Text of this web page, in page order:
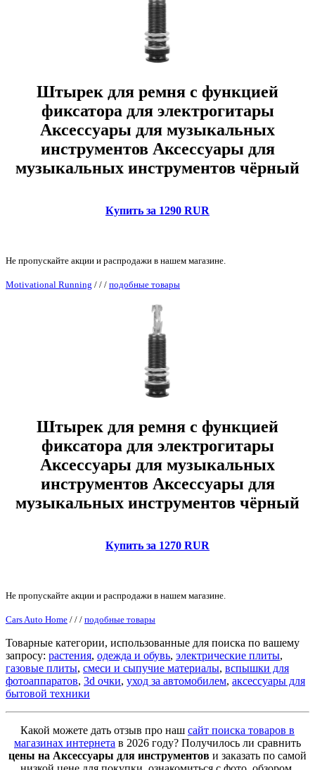
Штырек для ремня с функцией
фиксатора для электрогитары
Аксессуары для музыкальных
инструментов Аксессуары для
музыкальных инструментов чёрный
Купить за 1290 RUR
Не пропускайте акции и распродажи в нашем магазине.
Motivational Running / / / подобные товары
Штырек для ремня с функцией
фиксатора для электрогитары
Аксессуары для музыкальных
инструментов Аксессуары для
музыкальных инструментов чёрный
Купить за 1270 RUR
Не пропускайте акции и распродажи в нашем магазине.
Cars Auto Home / / / подобные товары
Товарные категории, использованные для поиска по вашему
запросу: растения, одежда и обувь, электрические плиты,
газовые плиты, смеси и сыпучие материалы, вспышки для
фотоаппаратов, 3d очки, уход за автомобилем, аксессуары для
бытовой техники
Какой можете дать отзыв про наш сайт поиска товаров в
магазинах интернета в 2026 году? Получилось ли сравнить
цены на Аксессуары для инструментов и заказать по самой